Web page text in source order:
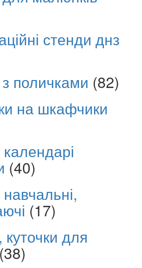
стенди днз
поличками (82)
на шкафчики
(40)
(17)
для
(38)